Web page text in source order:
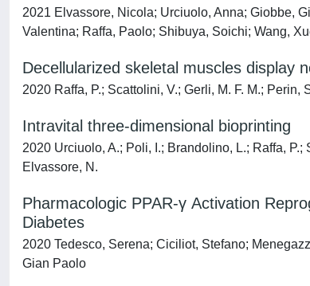
2021 Elvassore, Nicola; Urciuolo, Anna; Giobbe,
Valentina; Raffa, Paolo; Shibuya, Soichi; Wang,
Decellularized skeletal muscles display
2020 Raffa, P.; Scattolini, V.; Gerli, M. F. M.;
Intravital three-dimensional bioprinting
2020 Urciuolo, A.; Poli, I.; Brandolino, L.; Raffa,
Elvassore, N.
Pharmacologic PPAR-γ Activation
Diabetes
2020 Tedesco, Serena; Ciciliot, Stefano;
Gian Paolo